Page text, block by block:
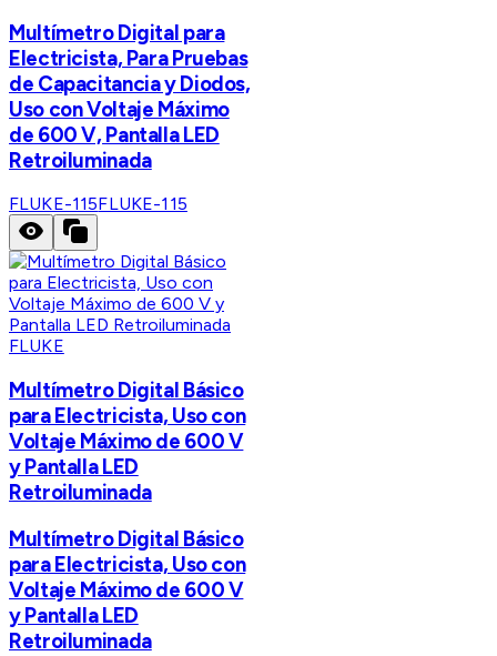
Multímetro Digital para
Electricista, Para Pruebas
de Capacitancia y Diodos,
Uso con Voltaje Máximo
de 600 V, Pantalla LED
Retroiluminada
FLUKE-115FLUKE-115
FLUKE
Multímetro Digital Básico
para Electricista, Uso con
Voltaje Máximo de 600 V
y Pantalla LED
Retroiluminada
Multímetro Digital Básico
para Electricista, Uso con
Voltaje Máximo de 600 V
y Pantalla LED
Retroiluminada